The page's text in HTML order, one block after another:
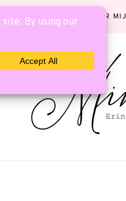
CATEGORIEËN OVER MIJ